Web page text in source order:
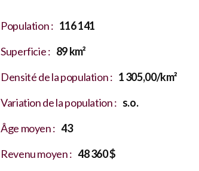
Population : 116 141
Superficie : 89 km²
Densité de la population : 1 305,00/km²
Variation de la population : s.o.
Âge moyen : 43
Revenu moyen : 48 360 $